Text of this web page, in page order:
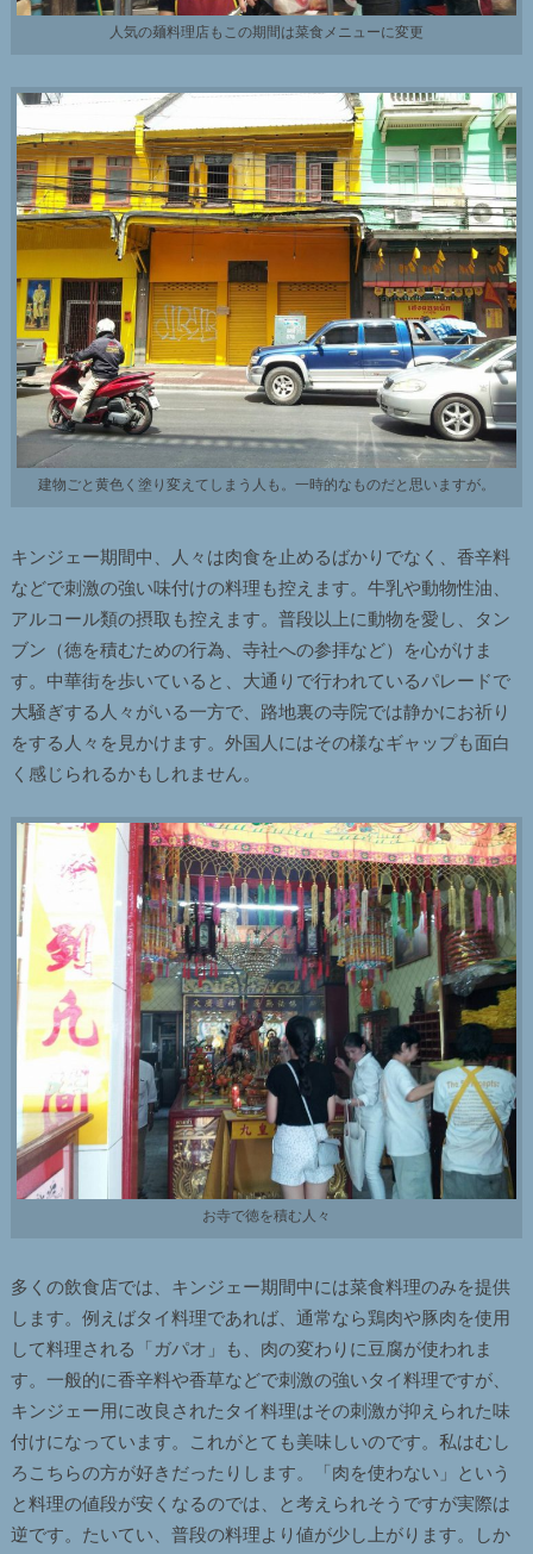
人気の麺料理店もこの期間は菜食メニューに変更
建物ごと黄色く塗り変えてしまう人も。一時的なものだと思いますが。
キンジェー期間中、人々は肉食を止めるばかりでなく、香辛料
などで刺激の強い味付けの料理も控えます。牛乳や動物性油、
アルコール類の摂取も控えます。普段以上に動物を愛し、タン
ブン（徳を積むための行為、寺社への参拝など）を心がけま
す。中華街を歩いていると、大通りで行われているパレードで
大騒ぎする人々がいる一方で、路地裏の寺院では静かにお祈り
をする人々を見かけます。外国人にはその様なギャップも面白
く感じられるかもしれません。
お寺で徳を積む人々
多くの飲食店では、キンジェー期間中には菜食料理のみを提供
します。例えばタイ料理であれば、通常なら鶏肉や豚肉を使用
して料理される「ガパオ」も、肉の変わりに豆腐が使われま
す。一般的に香辛料や香草などで刺激の強いタイ料理ですが、
キンジェー用に改良されたタイ料理はその刺激が抑えられた味
付けになっています。これがとても美味しいのです。私はむし
ろこちらの方が好きだったりします。「肉を使わない」という
と料理の値段が安くなるのでは、と考えられそうですが実際は
逆です。たいてい、普段の料理より値が少し上がります。しか